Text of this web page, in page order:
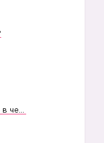
Паразитка или нет, вот в чем вопрос?